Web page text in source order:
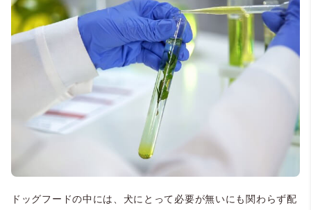
ドッグフードの中には、犬にとって必要が無いにも関わらず配